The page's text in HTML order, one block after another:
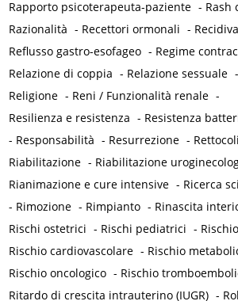
Rapporto psicoterapeuta-paziente - Rash
Razionalità - Recettori ormonali - Recidiva
Reflusso gastro-esofageo - Regime
Relazione di coppia - Relazione sessuale -
Religione - Reni / Funzionalità renale -
Resilienza e resistenza - Resistenza
- Responsabilità - Resurrezione -
Riabilitazione - Riabilitazione
Rianimazione e cure intensive - Ricerca
- Rimozione - Rimpianto - Rinascita
Rischi ostetrici - Rischi pediatrici -
Rischio cardiovascolare - Rischio
Rischio oncologico - Rischio
Ritardo di crescita intrauterino (IUGR) -